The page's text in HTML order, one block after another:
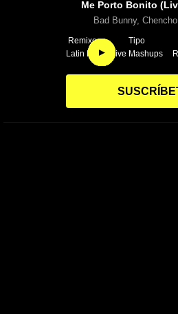
►
Me Porto Bonito
Bad Bunny,
Remixer
Latin Box
Tipo
Live Mashups
►
►
►
►
►
►
►